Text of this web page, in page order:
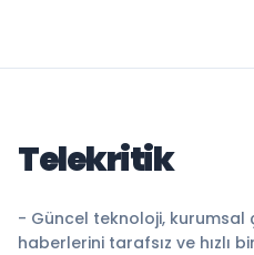
Telekritik
- Güncel teknoloji, kurumsal
haberlerini tarafsız ve hızlı